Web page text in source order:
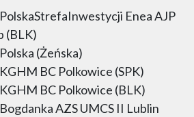
Enea AJP
(BLK)
(Żeńska)
BC Polkowice (SPK)
BC Polkowice (BLK)
AZS UMCS II Lublin